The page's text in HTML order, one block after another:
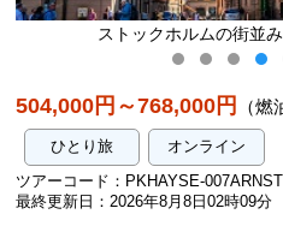
ストックホルム
504,000円～768,000円 （燃
ひとり旅
オンライン
ツアーコード：PKHAYSE-
最終更新日：2026年8月8日02時09分